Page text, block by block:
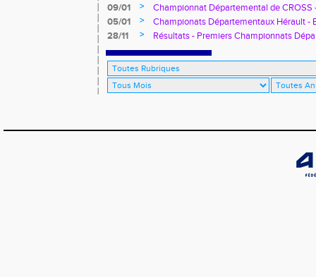
09/01
>
Championnat Départemental de CROSS
Mathieu de Tréviers
05/01 >
Championats Départementaux Hérault -
Individuelles - Stadium Miramas
28/11 >
Résultats - Premiers Championnats